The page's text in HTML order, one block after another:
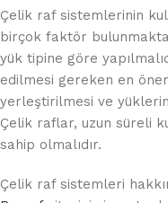
Çelik raf sistemlerinin
birçok faktör
yük tipine göre
edilmesi gereken en
yerleştirilmesi ve yüklerin
Çelik raflar, uzun süreli
sahip olmalıdır.
Çelik raf sistemleri